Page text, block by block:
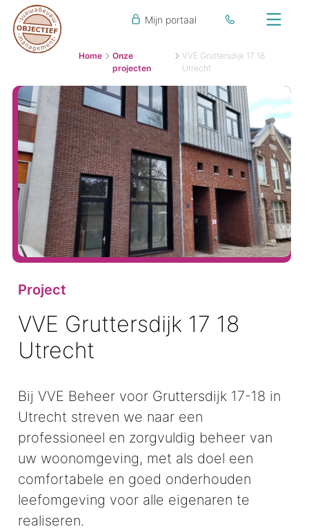
Mijn portaal
Home
Onze
projecten
VVE Gruttersdijk 17 18
Utrecht
Project
VVE Gruttersdijk 17 18
Utrecht
Bij VVE Beheer voor Gruttersdijk 17-18 in
Utrecht streven we naar een
professioneel en zorgvuldig beheer van
uw woonomgeving, met als doel een
comfortabele en goed onderhouden
leefomgeving voor alle eigenaren te
realiseren.